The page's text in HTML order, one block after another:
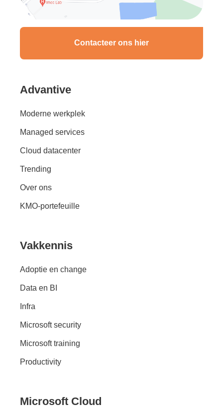
Contacteer ons hier
Advantive
Moderne werkplek
Managed services
Cloud datacenter
Trending
Over ons
KMO-portefeuille
Vakkennis
Adoptie en change
Data en BI
Infra
Microsoft security
Microsoft training
Productivity
Microsoft Cloud